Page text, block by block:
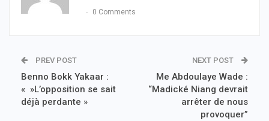
0 Comments
PREV POST
Benno Bokk Yakaar :
« »L’opposition se sait
déjà perdante »
NEXT POST
Me Abdoulaye Wade :
“Madické Niang devrait
arrêter de nous
provoquer”